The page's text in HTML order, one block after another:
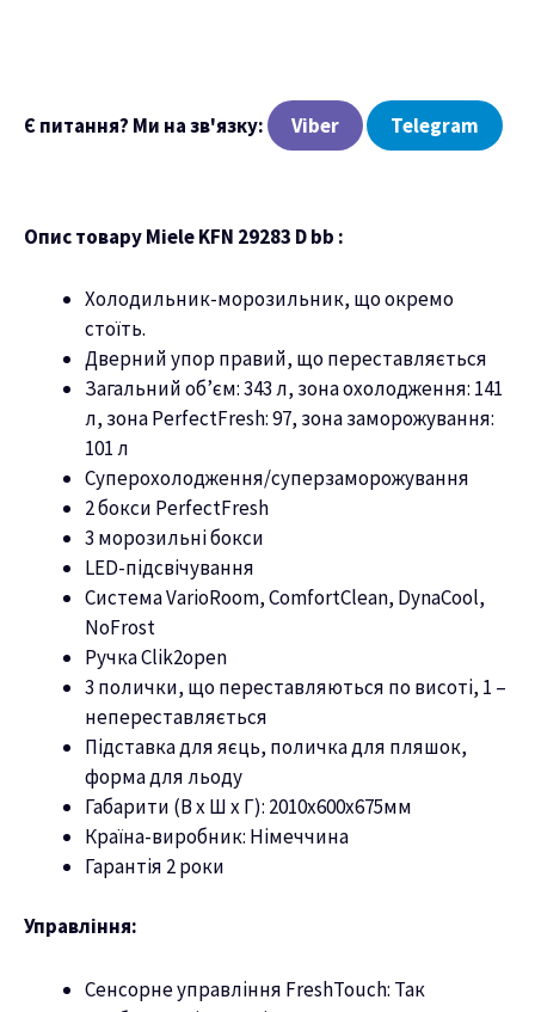
Є питання? Ми на зв'язку: Viber Telegram
Опис товару Miele KFN 29283 D bb :
Холодильник-морозильник, що окремо
стоїть.
Дверний упор правий, що переставляється
Загальний об’єм: 343 л, зона охолодження: 141
л, зона PerfectFresh: 97, зона заморожування:
101 л
Суперохолодження/суперзаморожування
2 бокси PerfectFresh
3 морозильні бокси
LED-підсвічування
Система VarioRoom, ComfortClean, DynaCool,
NoFrost
Ручка Clik2open
3 полички, що переставляються по висоті, 1 –
непереставляється
Підставка для яєць, поличка для пляшок,
форма для льоду
Габарити (В х Ш х Г): 2010х600х675мм
Країна-виробник: Німеччина
Гарантія 2 роки
Управління:
Сенсорне управління FreshTouch: Так